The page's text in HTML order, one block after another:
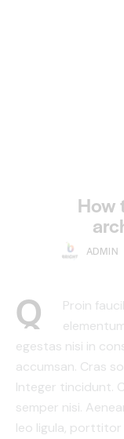
How
ADMIN
Q
Proin
egestas nisi in
accumsan. Cras
Integer tincidunt.
semper nisi.
leo ligula, porttitor